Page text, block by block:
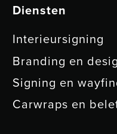
Diensten
Interieursigning
Branding en
Signing en
Carwraps en